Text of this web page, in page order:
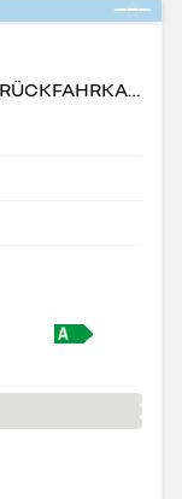
ELECTRIC ESSENTIAL 27kWh CCS - RÜCKFAHRKAMERA